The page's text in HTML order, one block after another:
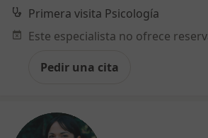
Primera visita Psicología
Pedir una cita